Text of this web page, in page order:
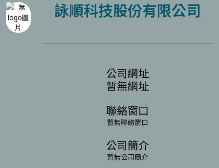
詠順科技股份有限公司
公司網址
暫無網址
聯絡窗口
暫無聯絡窗口
公司簡介
暫無公司簡介